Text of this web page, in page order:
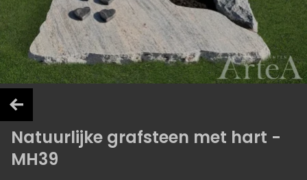
Natuurlijke grafsteen met hart -
MH39